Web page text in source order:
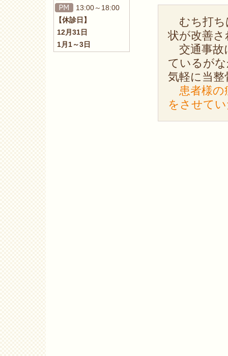
13:00～18:00
【休診日】
12月31日
1月1～3日
むち打ち
状が改善
交通事故
ているが
気軽に当
患者様
をさせて